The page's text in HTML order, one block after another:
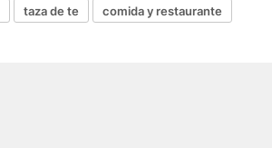
taza de te comida y restaurante